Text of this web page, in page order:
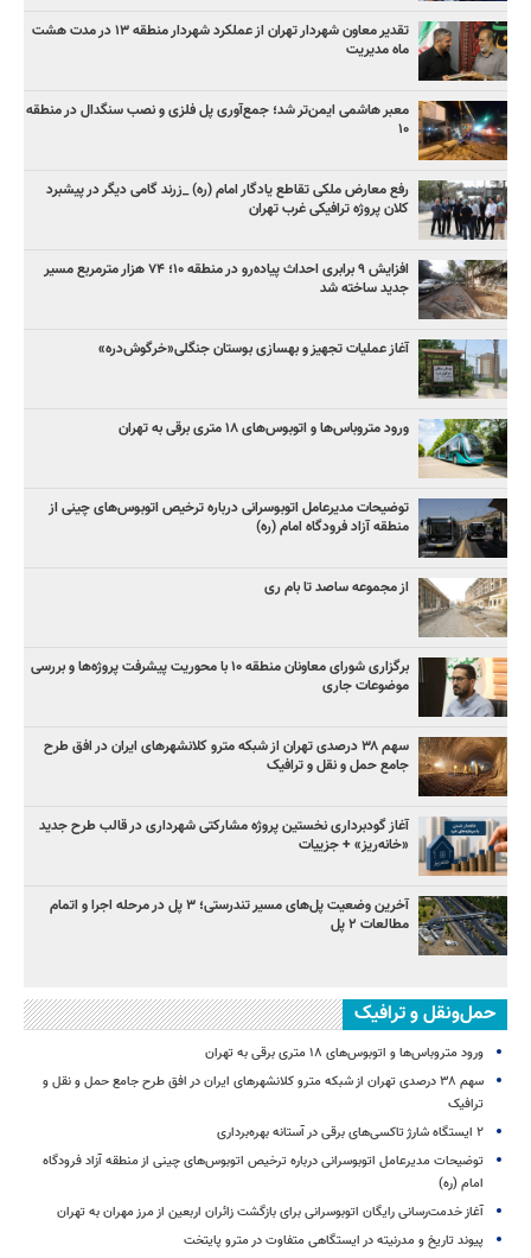
تقدیر معاون شهردار تهران از عملکرد شهردار منطقه ۱۳ در مدت هشت
ماه مدیریت
معبر هاشمی ایمن‌تر شد؛ جمع‌آوری پل فلزی و نصب سنگدال در منطقه
۱۰
رفع معارض ملکی تقاطع یادگار امام (ره) _زرند گامی دیگر در پیشبرد
کلان پروژه‌ ترافیکی غرب تهران
افزایش ۹ برابری احداث پیاده‌رو در منطقه ۱۰؛ ۷۴ هزار مترمربع مسیر
جدید ساخته شد
آغاز عملیات تجهیز و بهسازی بوستان جنگلی«خرگوش‌دره»
ورود متروباس‌ها و اتوبوس‌های ۱۸ متری برقی به تهران
توضیحات مدیرعامل اتوبوسرانی درباره ترخیص اتوبوس‌های چینی از
منطقه آزاد فرودگاه امام (ره)
از مجموعه ساصد تا بام ری
برگزاری شورای معاونان منطقه ۱۰ با محوریت پیشرفت پروژه‌ها و بررسی
موضوعات جاری
سهم ۳۸ درصدی تهران از شبکه مترو کلانشهرهای ایران در افق طرح
جامع حمل و نقل و ترافیک
آغاز گودبرداری نخستین پروژه مشارکتی شهرداری در قالب طرح جدید
«خانه‌ریز» + جزییات
آخرین وضعیت پل‌های مسیر تندرستی؛ ۳ پل در مرحله اجرا و اتمام
مطالعات ۲ پل
حمل‌ونقل و ترافیک
ورود متروباس‌ها و اتوبوس‌های ۱۸ متری برقی به تهران
سهم ۳۸ درصدی تهران از شبکه مترو کلانشهرهای ایران در افق طرح جامع حمل و نقل و
ترافیک
۲ ایستگاه شارژ تاکسی‌های برقی در آستانه بهره‌برداری
توضیحات مدیرعامل اتوبوسرانی درباره ترخیص اتوبوس‌های چینی از منطقه آزاد فرودگاه
امام (ره)
آغاز خدمت‌رسانی رایگان اتوبوسرانی برای بازگشت زائران اربعین از مرز مهران به تهران
پیوند تاریخ و مدرنیته در ایستگاهی متفاوت در مترو پایتخت